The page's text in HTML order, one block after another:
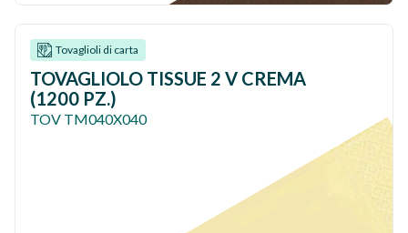
Tovaglioli di carta
TOVAGLIOLO TISSUE 2 V CREMA
(1200 PZ.)
TOV TM040X040